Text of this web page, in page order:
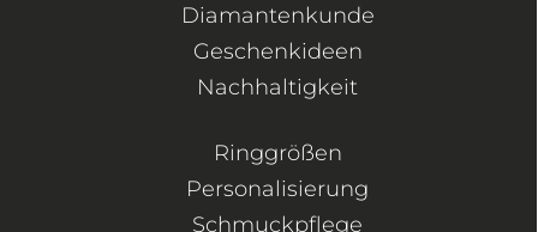
Diamantenkunde
Geschenkideen
Nachhaltigkeit
Ringgrößen
Personalisierung
Schmuckpflege